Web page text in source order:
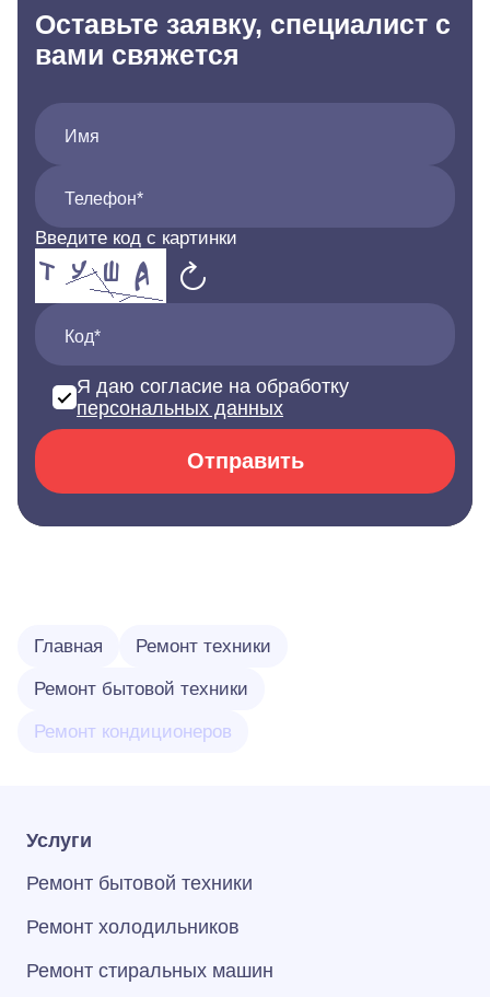
Оставьте заявку, специалист с
вами свяжется
Имя
Телефон*
Введите код с картинки
Код*
Я даю согласие на обработку
персональных данных
Отправить
Главная Ремонт техники
Ремонт бытовой техники
Ремонт кондиционеров
Услуги
Ремонт бытовой техники
Ремонт холодильников
Ремонт стиральных машин